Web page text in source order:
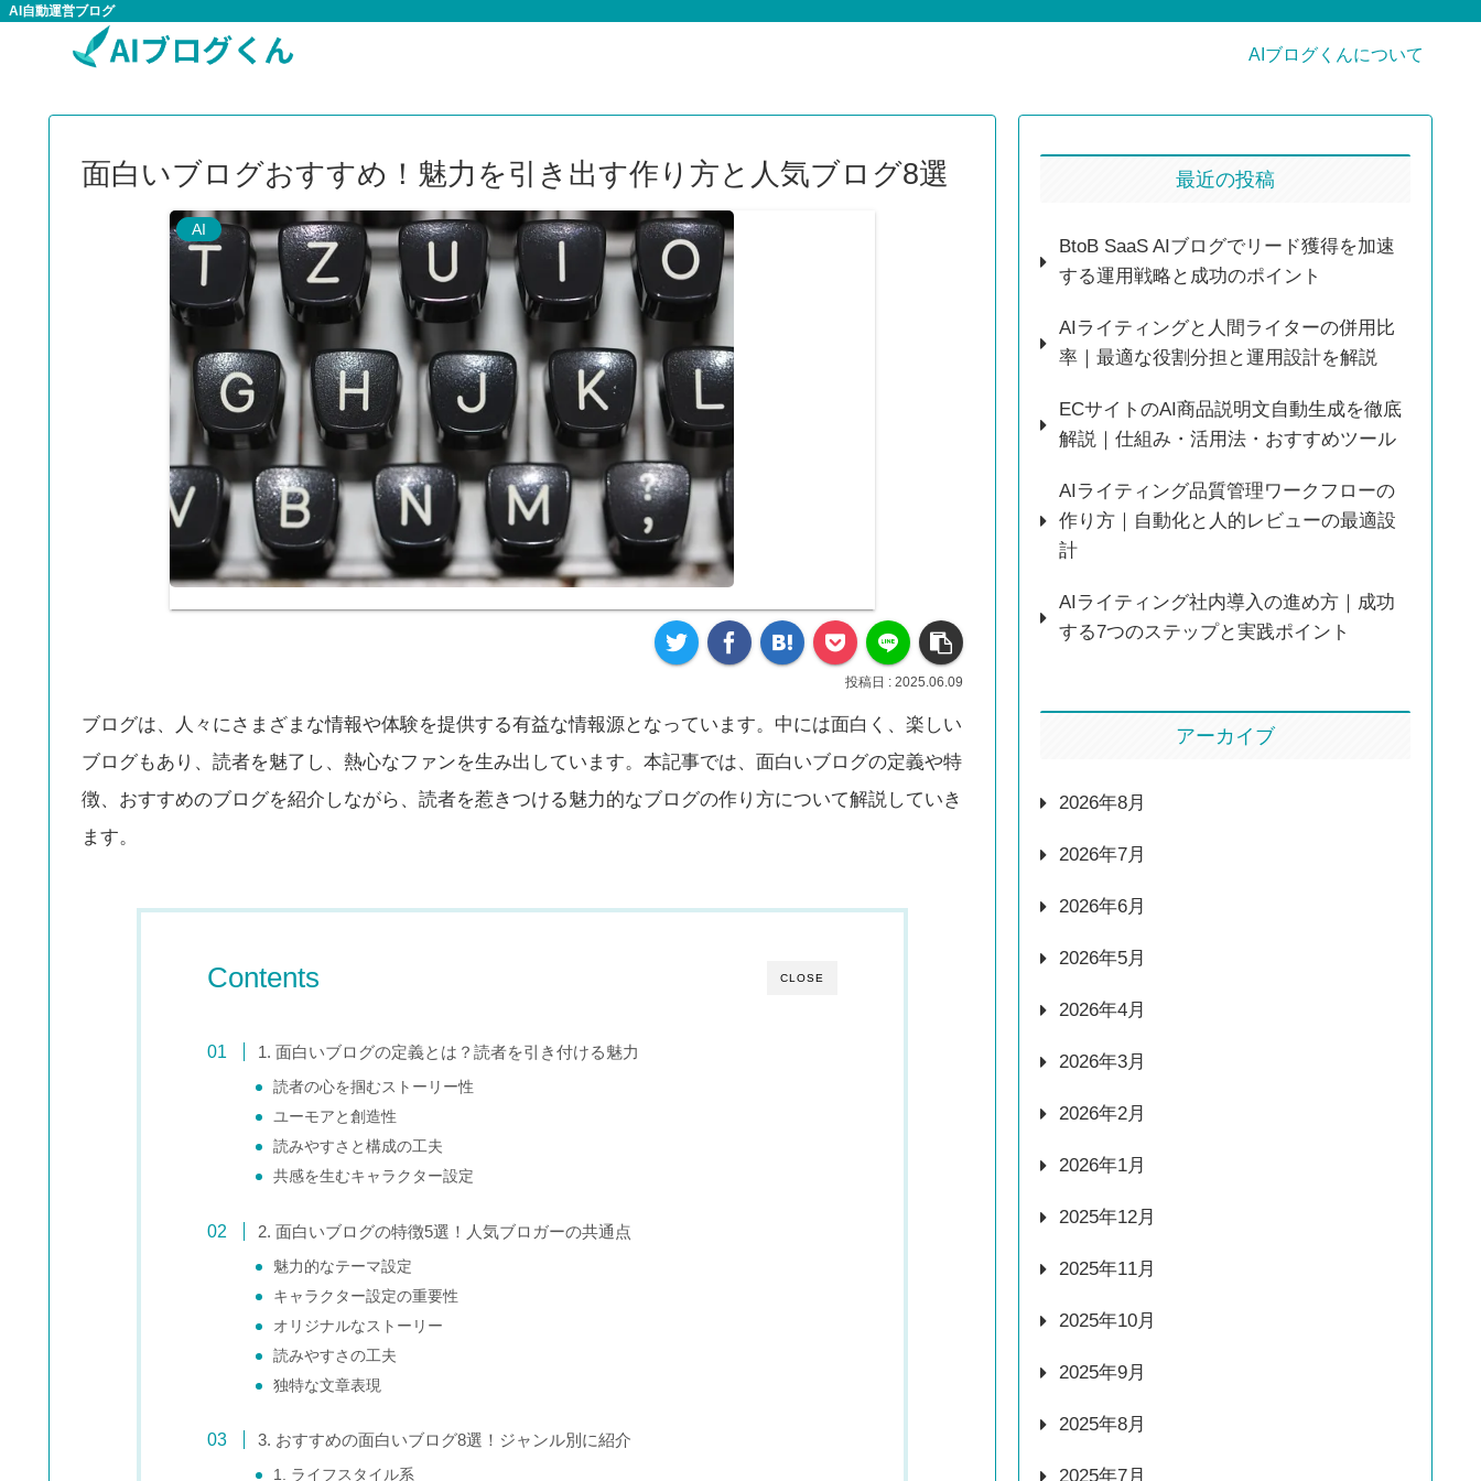
AI自動運営ブログ
AIブログくんについて
面白いブログおすすめ！魅力を引き出す作り方と人気ブログ8選
AI
2025.06.09
ブログは、人々にさまざまな情報や体験を提供する有益な情報源となっています。中には面白く、楽しい
ブログもあり、読者を魅了し、熱心なファンを生み出しています。本記事では、面白いブログの定義や特
徴、おすすめのブログを紹介しながら、読者を惹きつける魅力的なブログの作り方について解説していき
ます。
CLOSE
Contents
1. 面白いブログの定義とは？読者を引き付ける魅力
読者の心を掴むストーリー性
ユーモアと創造性
読みやすさと構成の工夫
共感を生むキャラクター設定
2. 面白いブログの特徴5選！人気ブロガーの共通点
魅力的なテーマ設定
キャラクター設定の重要性
オリジナルなストーリー
読みやすさの工夫
独特な文章表現
3. おすすめの面白いブログ8選！ジャンル別に紹介
1. ライフスタイル系
最近の投稿
BtoB SaaS AIブログでリード獲得を加速
する運用戦略と成功のポイント
AIライティングと人間ライターの併用比
率｜最適な役割分担と運用設計を解説
ECサイトのAI商品説明文自動生成を徹底
解説｜仕組み・活用法・おすすめツール
AIライティング品質管理ワークフローの
作り方｜自動化と人的レビューの最適設
計
AIライティング社内導入の進め方｜成功
する7つのステップと実践ポイント
アーカイブ
2026年8月
2026年7月
2026年6月
2026年5月
2026年4月
2026年3月
2026年2月
2026年1月
2025年12月
2025年11月
2025年10月
2025年9月
2025年8月
2025年7月